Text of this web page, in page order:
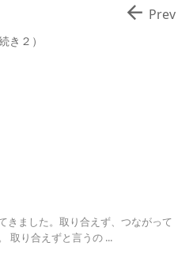
き２）
 Prev
きました。取り合えず、つながって
取り合えずと言うの ...